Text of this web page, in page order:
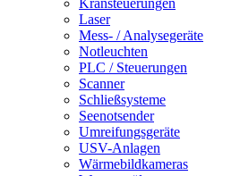
Kransteuerungen
Laser
Mess- / Analysegeräte
Notleuchten
PLC / Steuerungen
Scanner
Schließsysteme
Seenotsender
Umreifungsgeräte
USV-Anlagen
Wärmebildkameras